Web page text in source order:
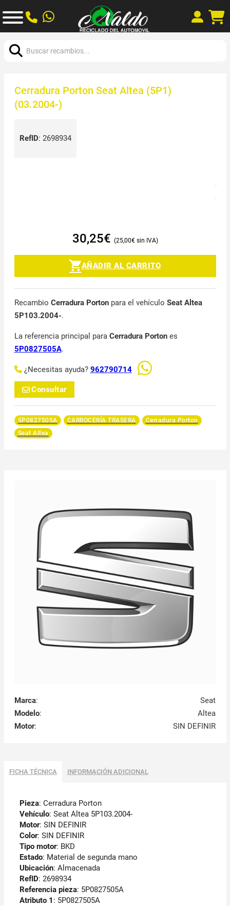
Cerradura Porton Seat Altea (5P1)
(03.2004-)
RefID: 2698934
30,25€ 25,00€
AÑADIR AL CARRITO
Recambio Cerradura Portonpara el vehículo Seat Altea
5P103.2004-.
La referencia principal para Cerradura Portones
5P0827505A.
¿Necesitas ayuda? 962790714
Consultar
5P0827505A CARROCERÍA TRASERA
Cerradura Porton
Seat Altea
Marca:
Seat
Modelo:
Altea
Motor: SIN DEFINIR
FICHA TÉCNICA INFORMACIÓN ADICIONAL
Pieza: Cerradura Porton
Vehículo: Seat Altea 5P103.2004-
Motor: SIN DEFINIR
Color: SIN DEFINIR
Tipo motor: BKD
Estado: Material de segunda mano
Ubicación: Almacenada
RefID: 2698934
Referencia pieza: 5P0827505A
Atributo 1 : 5P0827505A